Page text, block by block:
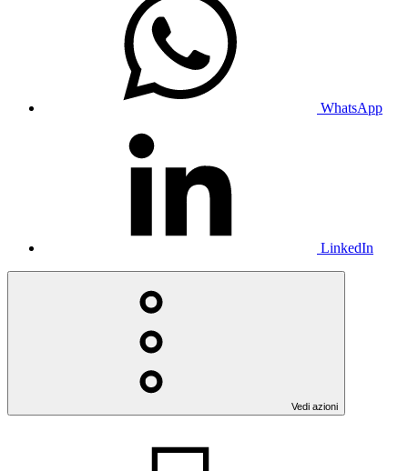
WhatsApp
LinkedIn
Vedi azioni